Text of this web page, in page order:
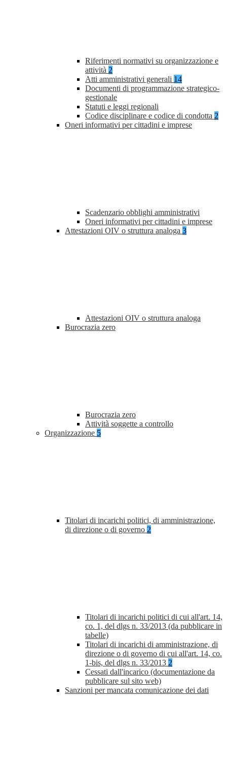
Riferimenti normativi su organizzazione e
attività 2
Atti amministrativi generali 14
Documenti di programmazione strategico-
gestionale
Statuti e leggi regionali
Codice disciplinare e codice di condotta 2
Oneri informativi per cittadini e imprese
Scadenzario obblighi amministrativi
Oneri informativi per cittadini e imprese
Attestazioni OIV o struttura analoga 3
Attestazioni OIV o struttura analoga
Burocrazia zero
Burocrazia zero
Attività soggette a controllo
Organizzazione 5
Titolari di incarichi politici, di amministrazione,
di direzione o di governo 2
Titolari di incarichi politici di cui all'art. 14,
co. 1, del dlgs n. 33/2013 (da pubblicare in
tabelle)
Titolari di incarichi di amministrazione, di
direzione o di governo di cui all'art. 14, co.
1-bis, del dlgs n. 33/2013 2
Cessati dall'incarico (documentazione da
pubblicare sul sito web)
Sanzioni per mancata comunicazione dei dati